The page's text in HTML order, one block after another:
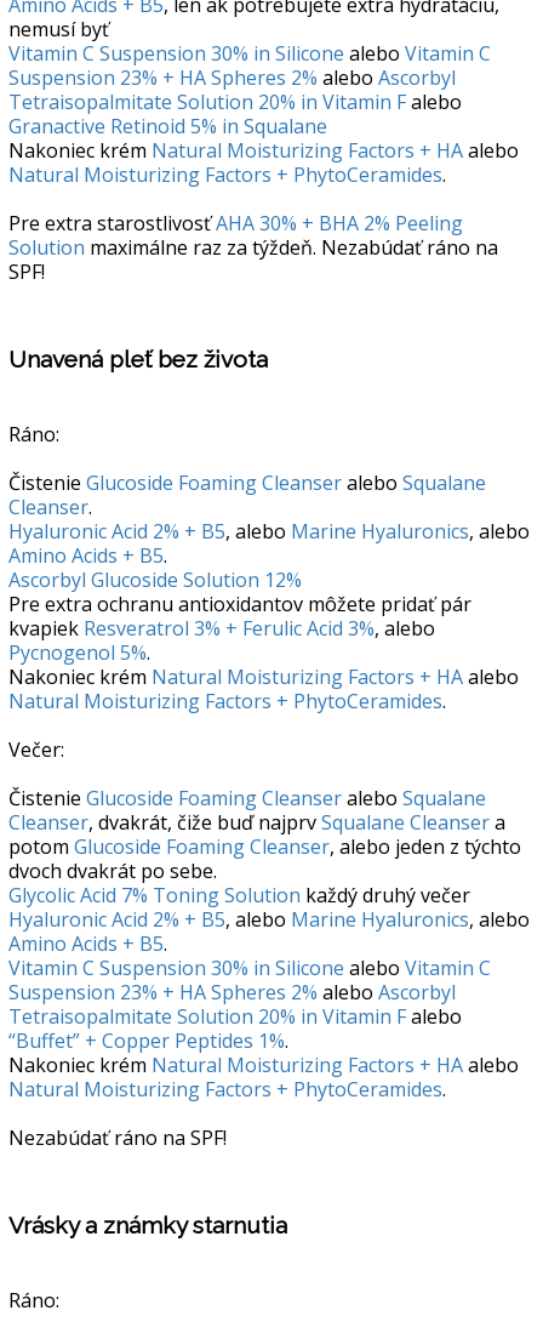
nemusí byť
Vitamin C Suspension 30% in Silicone alebo Vitamin C
Suspension 23% + HA Spheres 2% alebo Ascorbyl
Tetraisopalmitate Solution 20% in Vitamin Falebo
Granactive Retinoid 5% in Squalane
Nakoniec krém Natural Moisturizing Factors + HAalebo
Natural Moisturizing Factors + PhytoCeramides.
Pre extra starostlivosťAHA 30% + BHA 2% Peeling
Solution maximálne raz za týždeň. Nezabúdať ráno na
SPF!
Unavená pleť bez života
Ráno:
Čistenie Glucoside Foaming Cleanseralebo Squalane
Cleanser.
Hyaluronic Acid 2% + B5, alebo Marine Hyaluronics, alebo
Amino Acids + B5.
Ascorbyl Glucoside Solution 12%
Pre extra ochranu antioxidantov môžete pridať pár
kvapiek Resveratrol 3% + Ferulic Acid 3%, alebo
Pycnogenol 5%.
Nakoniec krém Natural Moisturizing Factors + HAalebo
Natural Moisturizing Factors + PhytoCeramides.
Večer:
Čistenie Glucoside Foaming Cleanseralebo Squalane
Cleanser, dvakrát, čiže buď najprvSqualane Cleansera
potom Glucoside Foaming Cleanser, alebo jeden z týchto
dvoch dvakrát po sebe.
Glycolic Acid 7% Toning Solution každý druhý večer
Hyaluronic Acid 2% + B5, alebo Marine Hyaluronics, alebo
Amino Acids + B5.
Vitamin C Suspension 30% in Silicone alebo Vitamin C
Suspension 23% + HA Spheres 2% alebo Ascorbyl
Tetraisopalmitate Solution 20% in Vitamin Falebo
“Buffet” + Copper Peptides 1%.
Nakoniec krém Natural Moisturizing Factors + HAalebo
Natural Moisturizing Factors + PhytoCeramides.
Nezabúdať ráno na SPF!
Vrásky a známky starnutia
Ráno: